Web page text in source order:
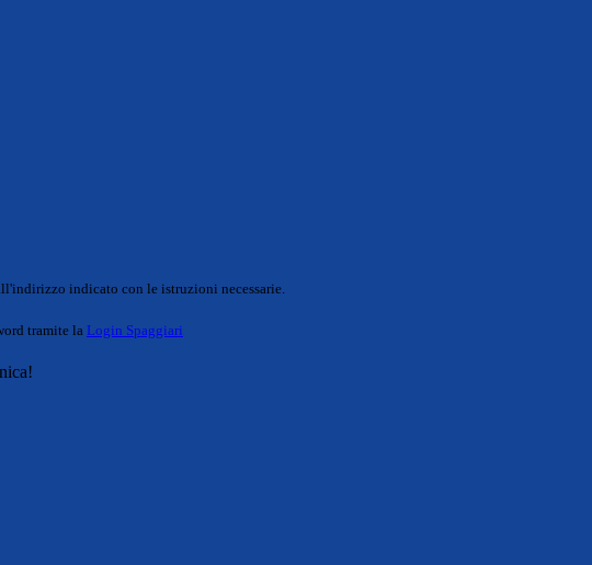
indicato con le istruzioni necessarie.
tramite la Login Spaggiari